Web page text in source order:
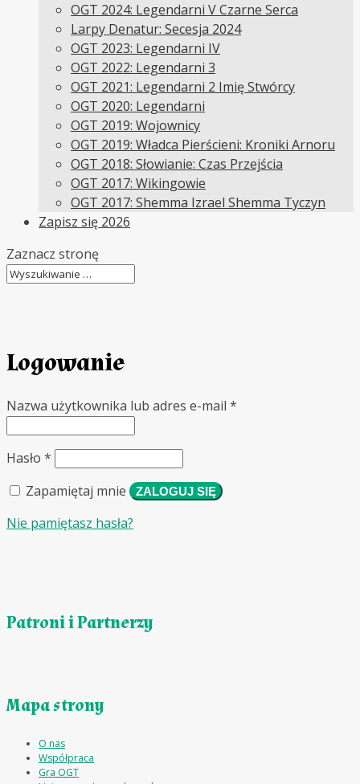
OGT 2024: Legendarni V Czarne Serca
Larpy Denatur: Secesja 2024
OGT 2023: Legendarni IV
OGT 2022: Legendarni 3
OGT 2021: Legendarni 2 Imię Stwórcy
OGT 2020: Legendarni
OGT 2019: Wojownicy
OGT 2019: Władca Pierścieni: Kroniki Arnoru
OGT 2018: Słowianie: Czas Przejścia
OGT 2017: Wikingowie
OGT 2017: Shemma Izrael Shemma Tyczyn
Zapisz się 2026
Zaznacz stronę
Logowanie
Nazwa użytkownika lub adres e-mail *
Hasło *
Zapamiętaj mnie
ZALOGUJ SIĘ
Nie pamiętasz hasła?
Patroni i Partnerzy
Mapa strony
O nas
Współpraca
Gra OGT